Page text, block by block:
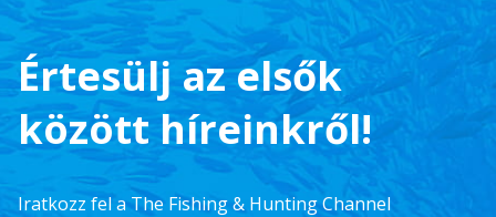
Értesülj az elsők
között híreinkről!
Iratkozz fel a The Fishing & Hunting Channel